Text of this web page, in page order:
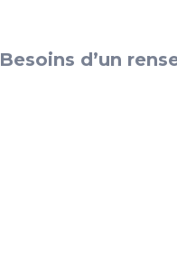
Besoins d’un